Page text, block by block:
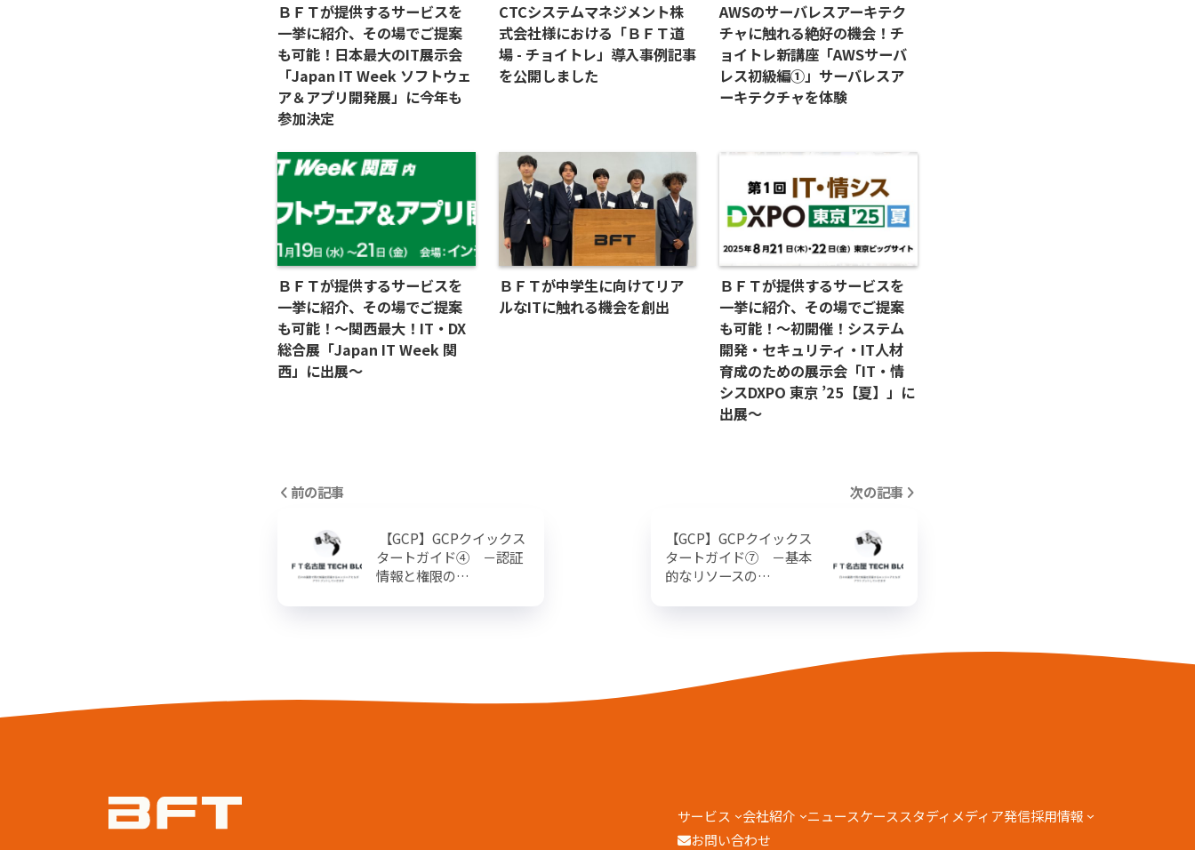
ＢＦＴが提供するサービスを
一挙に紹介、その場でご提案
も可能！日本最大のIT展示会
「Japan IT Week ソフトウェ
ア＆アプリ開発展」に今年も
参加決定
CTCシステムマネジメント株
式会社様における「ＢＦＴ道
場 - チョイトレ」導入事例記事
を公開しました
AWSのサーバレスアーキテク
チャに触れる絶好の機会！チ
ョイトレ新講座「AWSサーバ
レス初級編①」サーバレスア
ーキテクチャを体験
ＢＦＴが提供するサービスを
一挙に紹介、その場でご提案
も可能！～関西最大！IT・DX
総合展「Japan IT Week 関
西」に出展～
ＢＦＴが中学生に向けてリア
ルなITに触れる機会を創出
ＢＦＴが提供するサービスを
一挙に紹介、その場でご提案
も可能！～初開催！システム
開発・セキュリティ・IT人材
育成のための展示会「IT・情
シスDXPO 東京 ’25【夏】」に
出展～
前の記事
【GCP】GCPクイックス
タートガイド④ －認証
情報と権限の…
次の記事
【GCP】GCPクイックス
タートガイド⑦ －基本
的なリソースの…
サービス 会社紹介 ニュースケーススタディ メディア発信採用情報
お問い合わせ